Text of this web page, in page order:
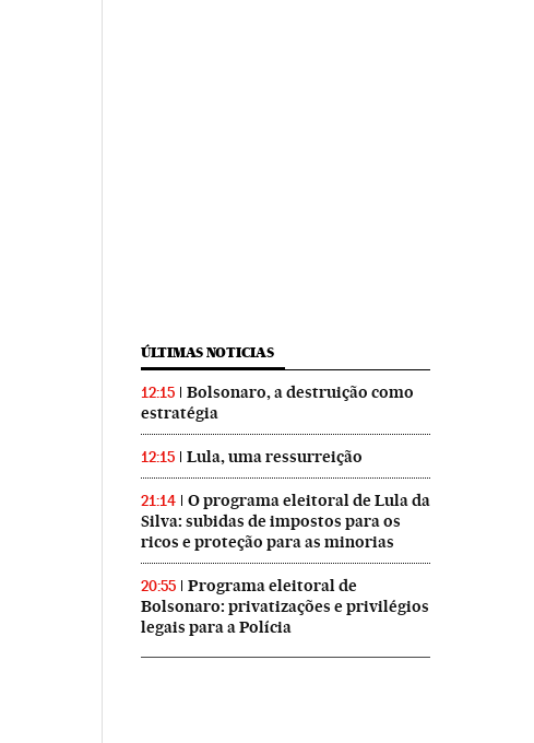
ÚLTIMAS NOTICIAS
12:15
Bolsonaro, a destruição como
estratégia
12:15 Lula, uma ressurreição
21:14
O programa eleitoral de Lula da
Silva: subidas de impostos para os
ricos e proteção para as minorias
20:55
Programa eleitoral de
Bolsonaro: privatizações e privilégios
legais para a Polícia